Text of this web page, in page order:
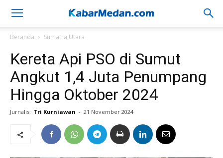
Beranda Sumatra Utara
Kereta Api PSO di Sumut
Angkut 1,4 Juta Penumpang
Hingga Oktober 2024
Jurnalis: Tri Kurniawan - 21 November 2024